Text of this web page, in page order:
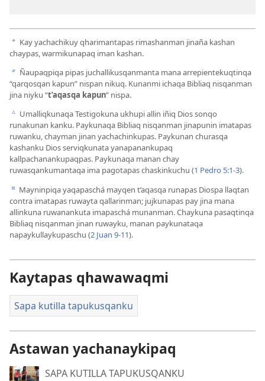
a Kay yachachikuy qharimantapas rimashanman jinaña kashan
chaypas, warmikunapaq iman kashan.
b Ñaupaqpiqa pipas juchallikusqanmanta mana arrepientekuqtinqa
“qarqosqan kapun” nispan nikuq. Kunanmi ichaqa Bibliaq nisqanman
jina niyku “t’aqasqa kapun” nispa.
c Umalliqkunaqa Testigokuna ukhupi allin iñiq Dios sonqo
runakunan kanku. Paykunaqa Bibliaq nisqanman jinapunin imatapas
ruwanku, chayman jinan yachachinkupas. Paykunan churasqa
kashanku Dios serviqkunata yanapanankupaq
kallpachanankupaqpas. Paykunaqa manan chay
ruwasqankumantaqa ima pagotapas chaskinkuchu (1 Pedro 5:1-3).
d Mayninpiqa yaqapaschá mayqen t’aqasqa runapas Diospa llaqtan
contra imatapas ruwayta qallarinman; jujkunapas pay jina mana
allinkuna ruwanankuta imapaschá munanman. Chaykuna pasaqtinqa
Bibliaq nisqanman jinan ruwayku, manan paykunataqa
napaykullaykupaschu (2 Juan 9-11).
Kaytapas qhawawaqmi
Sapa kutilla tapukusqanku
Astawan yachanaykipaq
SAPA KUTILLA TAPUKUSQANKU